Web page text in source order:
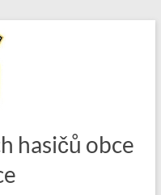
hasičů obce